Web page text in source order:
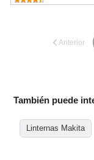
Anterior
También puede
Linternas Makita